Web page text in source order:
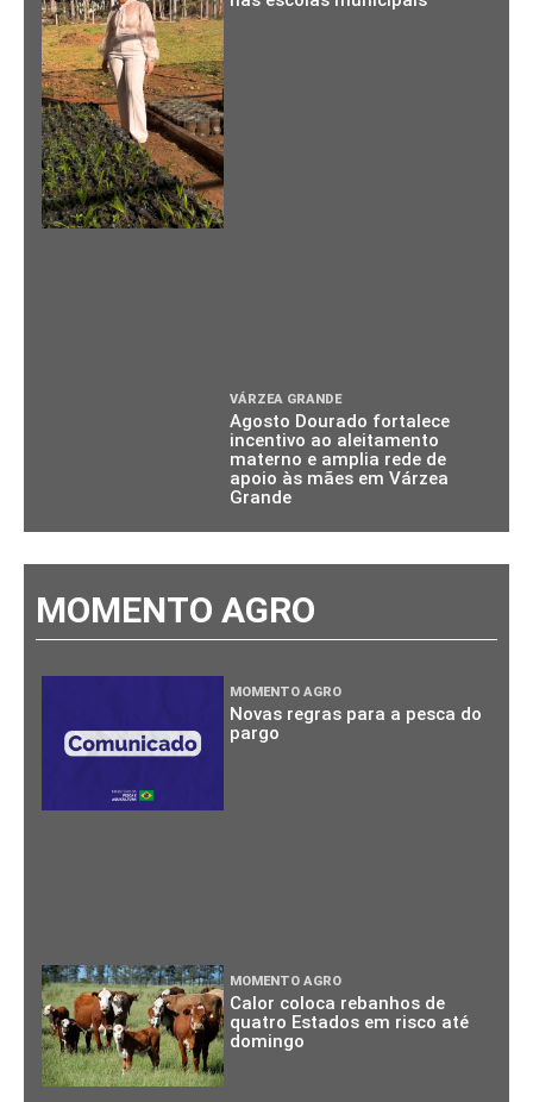
VÁRZEA GRANDE
Agosto Dourado fortalece
incentivo ao aleitamento
materno e amplia rede de
apoio às mães em Várzea
Grande
MOMENTO AGRO
MOMENTO AGRO
Novas regras para a pesca do
pargo
MOMENTO AGRO
Calor coloca rebanhos de
quatro Estados em risco até
domingo